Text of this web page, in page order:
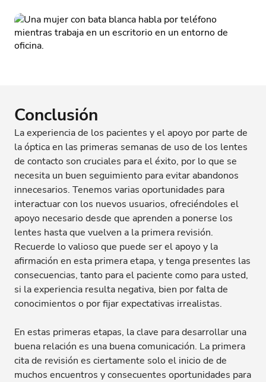
Conclusión
La experiencia de los pacientes y el apoyo por parte de
la óptica en las primeras semanas de uso de los lentes
de contacto son cruciales para el éxito, por lo que se
necesita un buen seguimiento para evitar abandonos
innecesarios. Tenemos varias oportunidades para
interactuar con los nuevos usuarios, ofreciéndoles el
apoyo necesario desde que aprenden a ponerse los
lentes hasta que vuelven a la primera revisión.
Recuerde lo valioso que puede ser el apoyo y la
afirmación en esta primera etapa, y tenga presentes las
consecuencias, tanto para el paciente como para usted,
si la experiencia resulta negativa, bien por falta de
conocimientos o por fijar expectativas irrealistas.
En estas primeras etapas, la clave para desarrollar una
buena relación es una buena comunicación. La primera
cita de revisión es ciertamente solo el inicio de de
muchos encuentros y consecuentes oportunidades para